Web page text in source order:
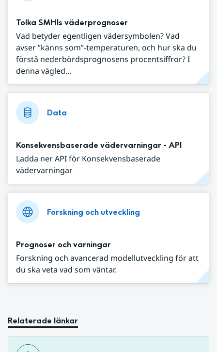
Tolka SMHIs väderprognoser
Vad betyder egentligen vädersymbolen? Vad
avser ”känns som”-temperaturen, och hur ska du
förstå nederbördsprognosens procentsiffror? I
denna vägled...
Data
Konsekvensbaserade vädervarningar - API
Ladda ner API för Konsekvensbaserade
vädervarningar
Forskning och utveckling
Prognoser och varningar
Forskning och avancerad modellutveckling för att
du ska veta vad som väntar.
Relaterade länkar